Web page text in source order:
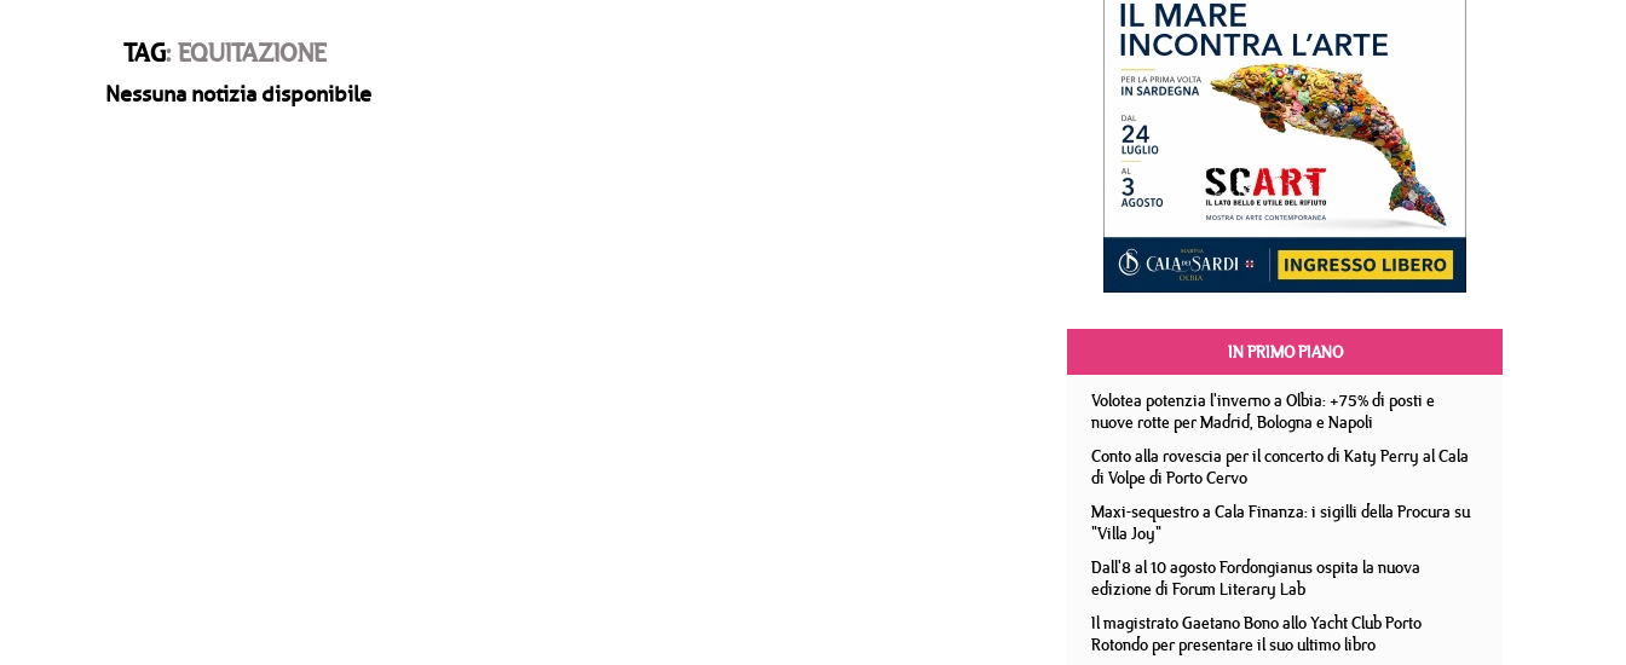
TAG: EQUITAZIONE
Nessuna notizia disponibile
IN PRIMO PIANO
Volotea potenzia l'inverno a Olbia: +75% di posti e
nuove rotte per Madrid, Bologna e Napoli
Conto alla rovescia per il concerto di Katy Perry al Cala
di Volpe di Porto Cervo
Maxi-sequestro a Cala Finanza: i sigilli della Procura su
"Villa Joy"
Dall'8 al 10 agosto Fordongianus ospita la nuova
edizione di Forum Literary Lab
Il magistrato Gaetano Bono allo Yacht Club Porto
Rotondo per presentare il suo ultimo libro